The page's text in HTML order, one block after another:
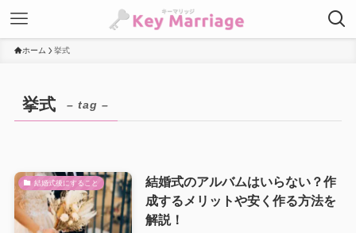
ホーム 挙式
挙式 – tag –
結婚式後にすること
結婚式のアルバムはいらない？作
成するメリットや安く作る方法を
解説！